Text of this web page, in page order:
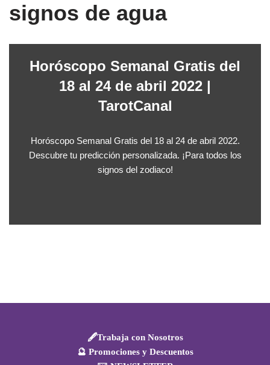
signos de agua
Horóscopo Semanal Gratis del
18 al 24 de abril 2022 |
TarotCanal
Horóscopo Semanal Gratis del 18 al 24 de abril 2022.
Descubre tu predicción personalizada. ¡Para todos los
signos del zodiaco!
🖋️Trabaja con Nosotros
🔮 Promociones y Descuentos